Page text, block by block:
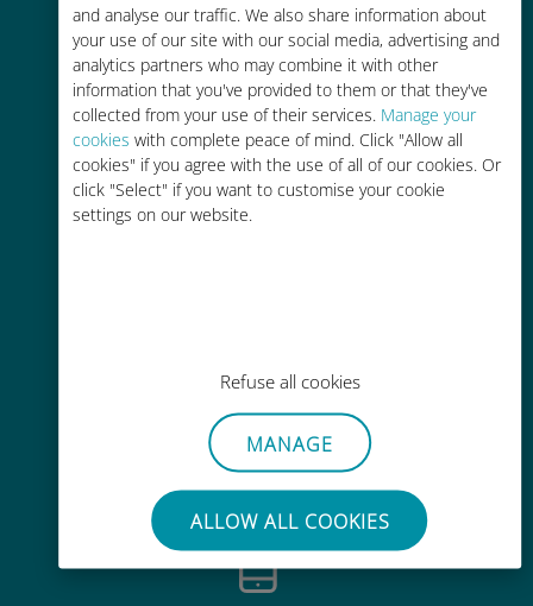
and analyse our traffic. We also share information about
your use of our site with our social media, advertising and
analytics partners who may combine it with other
information that you've provided to them or that they've
collected from your use of their services. Manage your
cookies with complete peace of mind. Click "Allow all
cookies" if you agree with the use of all of our cookies. Or
click "Select" if you want to customise your cookie
settings on our website.
Refuse all cookies
MANAGE
ALLOW ALL COOKIES
글로벌
200개 이상의 목적지에서 전 세계 고
비용 효율적
기존 통신사 로밍 요금보다 최대
90% 저렴합니다.